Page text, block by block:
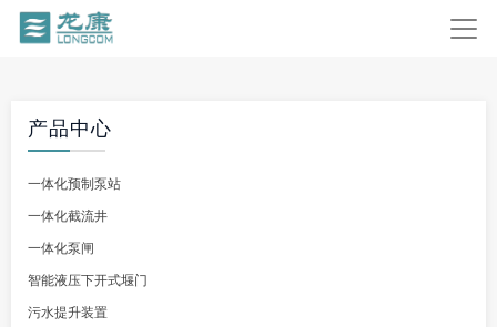
产品中心
一体化预制泵站
一体化截流井
一体化泵闸
智能液压下开式堰门
污水提升装置